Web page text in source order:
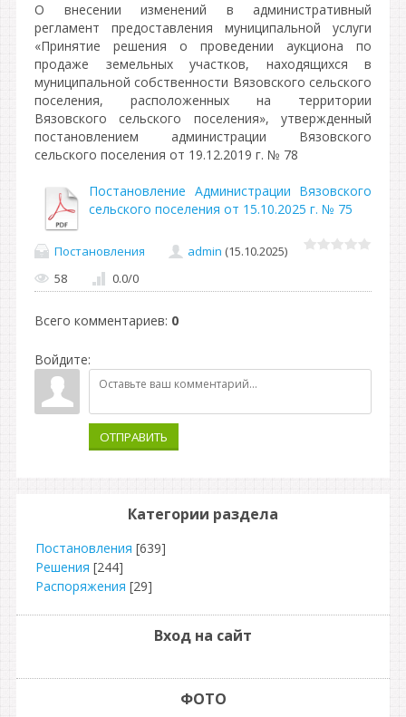
О внесении изменений в административный
регламент предоставления муниципальной услуги
«Принятие решения о проведении аукциона по
продаже земельных участков, находящихся в
муниципальной собственности Вязовского сельского
поселения, расположенных на территории
Вязовского сельского поселения», утвержденный
постановлением администрации Вязовского
сельского поселения от 19.12.2019 г. № 78
Постановление Администрации Вязовского
сельского поселения от 15.10.2025 г. № 75
Постановления admin (15.10.2025)
58
0.0/0
Всего комментариев: 0
Войдите:
ОТПРАВИТЬ
Категории раздела
Постановления [639]
Решения [244]
Распоряжения [29]
Вход на сайт
ФОТО